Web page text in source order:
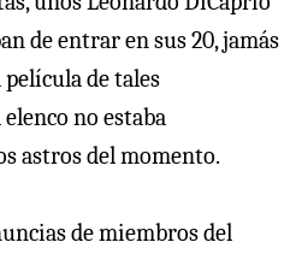
de entrar en sus 20, jamás
de tales
no estaba
astros del momento.
de miembros del